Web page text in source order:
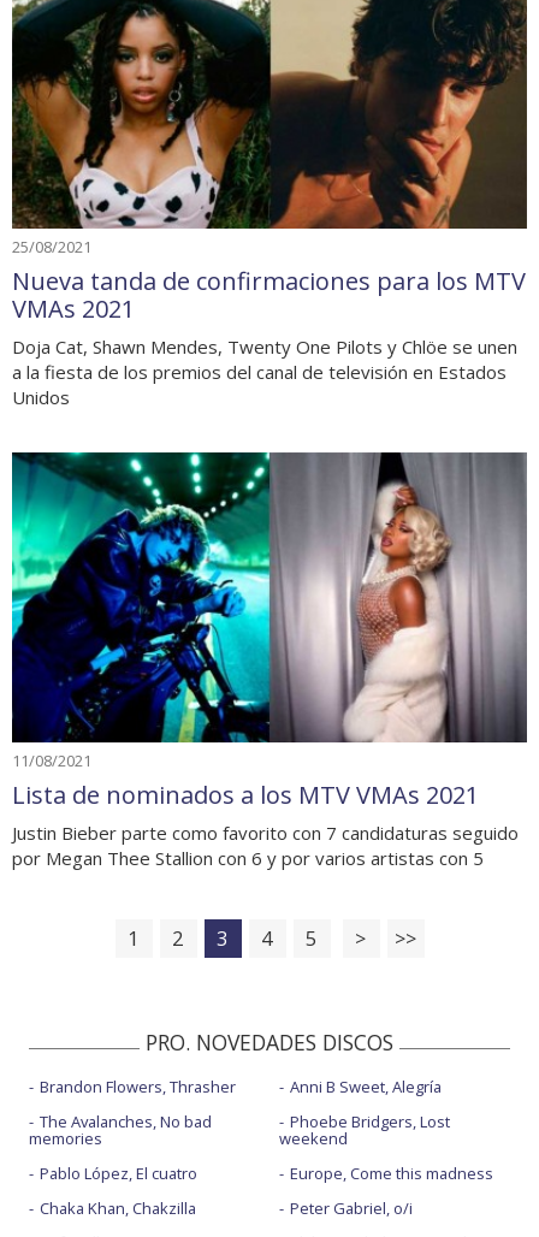
25/08/2021
Nueva tanda de confirmaciones para los MTV
VMAs 2021
Doja Cat, Shawn Mendes, Twenty One Pilots y Chlöe se unen
a la fiesta de los premios del canal de televisión en Estados
Unidos
11/08/2021
Lista de nominados a los MTV VMAs 2021
Justin Bieber parte como favorito con 7 candidaturas seguido
por Megan Thee Stallion con 6 y por varios artistas con 5
1 2 3 4 5 > >>
PRO. NOVEDADES DISCOS
Brandon Flowers, Thrasher
The Avalanches, No bad
memories
Pablo López, El cuatro
Chaka Khan, Chakzilla
Anni B Sweet, Alegría
Phoebe Bridgers, Lost
weekend
Europe, Come this madness
Peter Gabriel, o/i